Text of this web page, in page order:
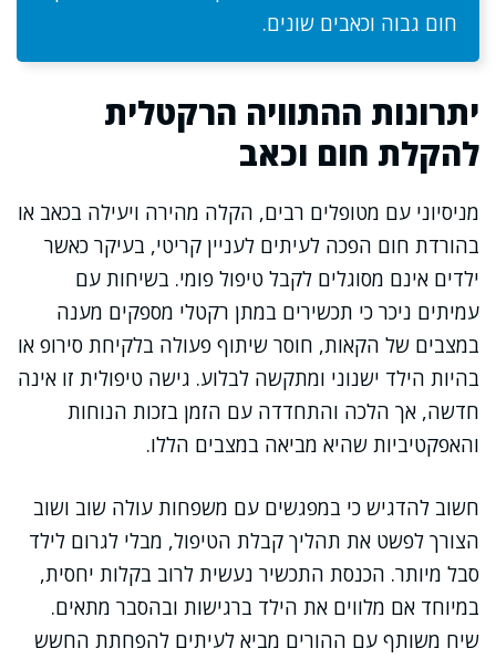
חום גבוה וכאבים שונים.
יתרונות ההתוויה הרקטלית
להקלת חום וכאב
מניסיוני עם מטופלים רבים, הקלה מהירה ויעילה בכאב או
בהורדת חום הפכה לעיתים לעניין קריטי, בעיקר כאשר
ילדים אינם מסוגלים לקבל טיפול פומי. בשיחות עם
עמיתים ניכר כי תכשירים במתן רקטלי מספקים מענה
במצבים של הקאות, חוסר שיתוף פעולה בלקיחת סירופ או
בהיות הילד ישנוני ומתקשה לבלוע. גישה טיפולית זו אינה
חדשה, אך הלכה והתחדדה עם הזמן בזכות הנוחות
והאפקטיביות שהיא מביאה במצבים הללו.
חשוב להדגיש כי במפגשים עם משפחות עולה שוב ושוב
הצורך לפשט את תהליך קבלת הטיפול, מבלי לגרום לילד
סבל מיותר. הכנסת התכשיר נעשית לרוב בקלות יחסית,
במיוחד אם מלווים את הילד ברגישות ובהסבר מתאים.
שיח משותף עם ההורים מביא לעיתים להפחתת החשש